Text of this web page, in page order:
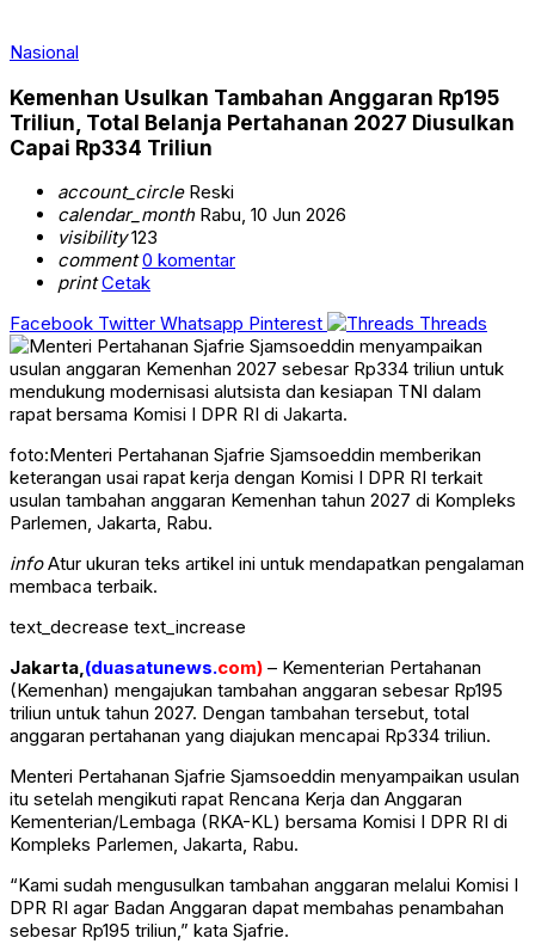
Nasional
Kemenhan Usulkan Tambahan Anggaran Rp195
Triliun, Total Belanja Pertahanan 2027 Diusulkan
Capai Rp334 Triliun
account_circleReski
calendar_monthRabu, 10 Jun 2026
visibility123
comment 0 komentar
print Cetak
Facebook Twitter Whatsapp Pinterest Threads
foto:Menteri Pertahanan Sjafrie Sjamsoeddin memberikan
keterangan usai rapat kerja dengan Komisi I DPR RI terkait
usulan tambahan anggaran Kemenhan tahun 2027 di Kompleks
Parlemen, Jakarta, Rabu.
infoAtur ukuran teks artikel ini untuk mendapatkan pengalaman
membaca terbaik.
text_decrease text_increase
Jakarta,(duasatunews.com) – Kementerian Pertahanan
(Kemenhan) mengajukan tambahan anggaran sebesar Rp195
triliun untuk tahun 2027. Dengan tambahan tersebut, total
anggaran pertahanan yang diajukan mencapai Rp334 triliun.
Menteri Pertahanan Sjafrie Sjamsoeddin menyampaikan usulan
itu setelah mengikuti rapat Rencana Kerja dan Anggaran
Kementerian/Lembaga (RKA-KL) bersama Komisi I DPR RI di
Kompleks Parlemen, Jakarta, Rabu.
“Kami sudah mengusulkan tambahan anggaran melalui Komisi I
DPR RI agar Badan Anggaran dapat membahas penambahan
sebesar Rp195 triliun,” kata Sjafrie.